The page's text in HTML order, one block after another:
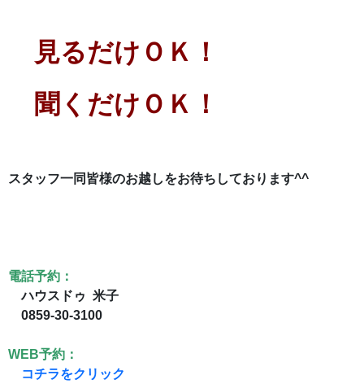
見るだけＯＫ！
聞くだけＯＫ！
スタッフ一同 皆様のお越しをお待ちしております^^
電話予約：
ハウスドゥ 米子
0859-30-3100
WEB予約：
コチラをクリック